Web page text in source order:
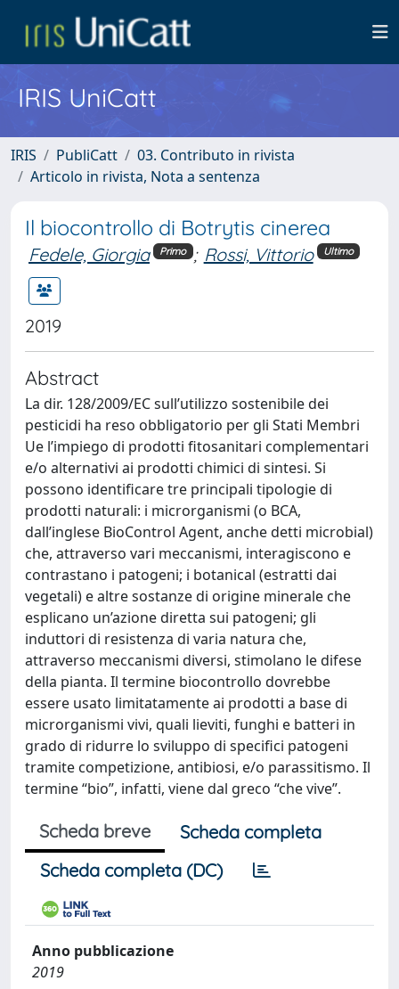
IRIS UniCatt
IRIS PubliCatt
03. Contributo in rivista
Articolo in rivista, Nota a sentenza
Il biocontrollo di Botrytis cinerea
Fedele, Giorgia Primo ; Rossi, Vittorio Ultimo
2019
Abstract
La dir. 128/2009/EC sull’utilizzo sostenibile dei
pesticidi ha reso obbligatorio per gli Stati Membri
Ue l’impiego di prodotti fitosanitari complementari
e/o alternativi ai prodotti chimici di sintesi. Si
possono identificare tre principali tipologie di
prodotti naturali: i microrganismi (o BCA,
dall’inglese BioControl Agent, anche detti microbial)
che, attraverso vari meccanismi, interagiscono e
contrastano i patogeni; i botanical (estratti dai
vegetali) e altre sostanze di origine minerale che
esplicano un’azione diretta sui patogeni; gli
induttori di resistenza di varia natura che,
attraverso meccanismi diversi, stimolano le difese
della pianta. Il termine biocontrollo dovrebbe
essere usato limitatamente ai prodotti a base di
microrganismi vivi, quali lieviti, funghi e batteri in
grado di ridurre lo sviluppo di specifici patogeni
tramite competizione, antibiosi, e/o parassitismo. Il
termine “bio”, infatti, viene dal greco “che vive”.
Scheda breve
Scheda completa
Scheda completa (DC)
Anno pubblicazione
2019